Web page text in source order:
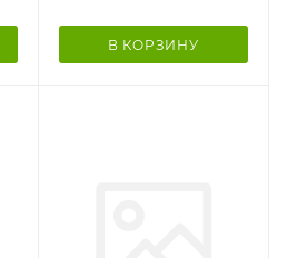
В КОРЗИНУ